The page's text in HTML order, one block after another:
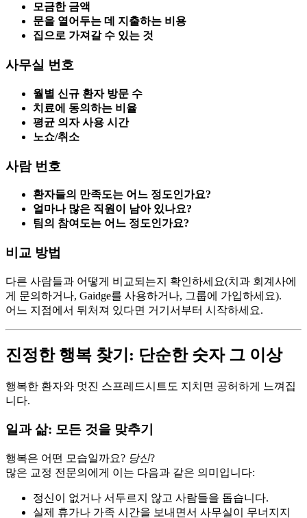
모금한 금액
문을 열어두는 데 지출하는 비용
집으로 가져갈 수 있는 것
사무실 번호
월별 신규 환자 방문 수
치료에 동의하는 비율
평균 의자 사용 시간
노쇼/취소
사람 번호
환자들의 만족도는 어느 정도인가요?
얼마나 많은 직원이 남아 있나요?
팀의 참여도는 어느 정도인가요?
비교 방법
다른 사람들과 어떻게 비교되는지 확인하세요(치과 회계사에
게 문의하거나, Gaidge를 사용하거나, 그룹에 가입하세요).
어느 지점에서 뒤처져 있다면 거기서부터 시작하세요.
진정한 행복 찾기: 단순한 숫자 그 이상
행복한 환자와 멋진 스프레드시트도 지치면 공허하게 느껴집
니다.
일과 삶: 모든 것을 맞추기
행복은 어떤 모습일까요? 당신?
많은 교정 전문의에게 이는 다음과 같은 의미입니다:
정신이 없거나 서두르지 않고 사람들을 돕습니다.
실제 휴가나 가족 시간을 보내면서 사무실이 무너지지